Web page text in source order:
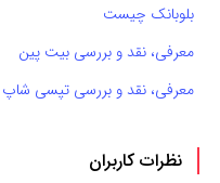
بلوبانک چیست
معرفی، نقد و بررسی بیت پین
معرفی، نقد و بررسی تپسی شاپ
نظرات کاربران